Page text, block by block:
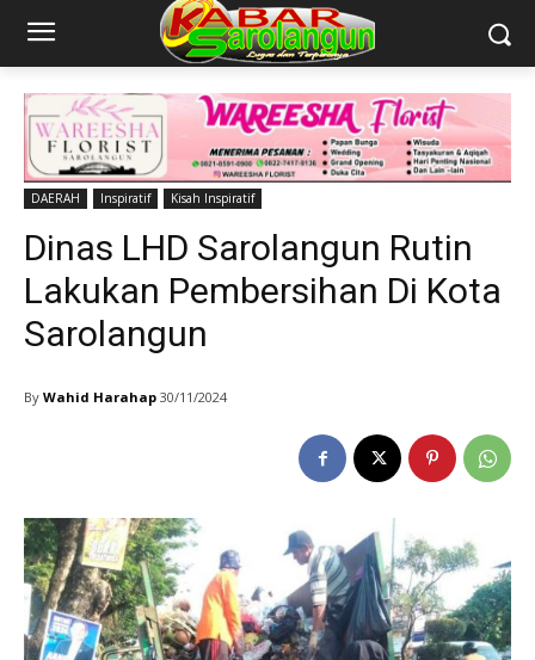
DAERAH Inspiratif Kisah Inspiratif
Dinas LHD Sarolangun Rutin
Lakukan Pembersihan Di Kota
Sarolangun
By Wahid Harahap 30/11/2024